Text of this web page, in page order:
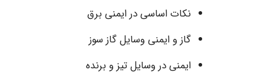
نکات اساسی در ایمنی برق
گاز و ایمنی وسایل گاز سوز
ایمنی در وسایل تیز و برنده